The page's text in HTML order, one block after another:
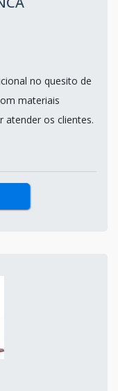
no quesito de
materiais
atender os clientes.